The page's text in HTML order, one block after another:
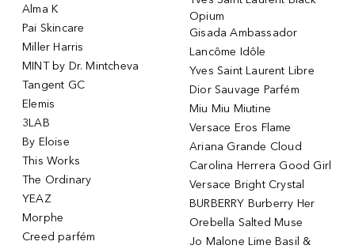
Alma K
Pai Skincare
Miller Harris
MINT by Dr. Mintcheva
Tangent GC
Elemis
3LAB
By Eloise
This Works
The Ordinary
YEAZ
Morphe
Creed parfém
Opium
Gisada Ambassador
Lancôme Idôle
Yves Saint Laurent Libre
Dior Sauvage Parfém
Miu Miu Miutine
Versace Eros Flame
Ariana Grande Cloud
Carolina Herrera Good Girl
Versace Bright Crystal
BURBERRY Burberry Her
Orebella Salted Muse
Jo Malone Lime Basil &